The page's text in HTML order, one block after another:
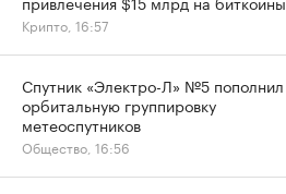
Крипто, 16:57
Спутник «Электро-Л» №5 пополнил
орбитальную группировку
метеоспутников
Общество, 16:56